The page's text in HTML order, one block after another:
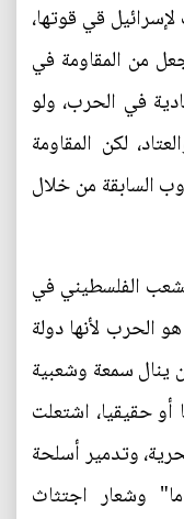
قي قوتها،
من المقاومة في
في الحرب، ولو
لكن المقاومة
السابقة من خلال
الفلسطيني في
الحرب لأنها دولة
ينال سمعة وشعبية
حقيقيا، اشتعلت
وتدمير أسلحة
وشعار اجتثاث